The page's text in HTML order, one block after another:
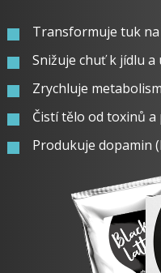
Transformuje tuk
Snižuje chuť k jídlu a
Zrychluje
Čistí tělo od toxinů
Produkuje dopamin